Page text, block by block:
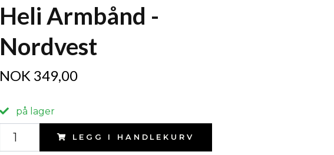
Heli Armbånd -
Nordvest
NOK 349,00
på lager
LEGG I HANDLEKURV